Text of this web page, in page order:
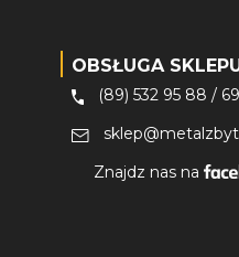
OBSŁUGA
(89) 532 95 88 /
Znajdz nas na